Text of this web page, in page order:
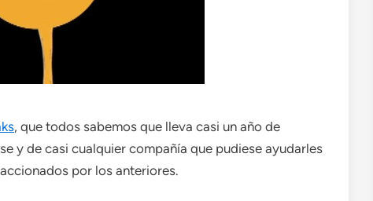
, que todos sabemos que lleva casi un año de
y de casi cualquier compañía que pudiese ayudarles
por los anteriores.